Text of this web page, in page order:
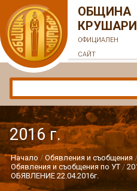
ОБЩИНА
КРУШАРИ
ОФИЦИАЛЕН
САЙТ
2016 г.
Начало
Обявления и съобщения
Обявления и съобщения по УТ
ОБЯВЛЕНИЕ 22.04.2016г.